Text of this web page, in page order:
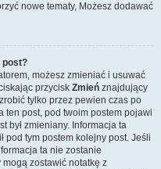
nowe tematy, Możesz dodawać
post?
możesz zmieniać i usuwać
przycisk Zmień znajdujący
tylko przez pewien czas po
ten post, pod twoim postem pojawi
był zmieniany. Informacja ta
pod tym postem kolejny post. Jeśli
ta nie zostanie
zostawić notatkę z